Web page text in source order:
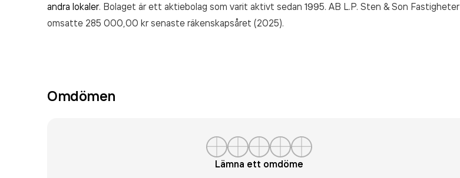
andra lokaler. Bolaget är ett aktiebolag som varit aktivt sedan 1995. AB L.P. Sten & Son Fastigheter
omsatte 285 000,00 krsenaste räkenskapsåret (2025).
Omdömen
Lämna ett omdöme